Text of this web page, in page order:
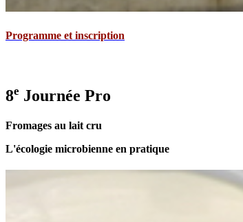
Programme et inscription
8e Journée Pro
Fromages au lait cru
L'écologie microbienne en pratique